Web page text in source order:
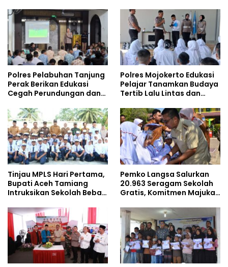
Kalangan Remaja
Doktoral Internasional
Polres Pelabuhan Tanjung
Perak Berikan Edukasi
Cegah Perundungan dan
kepada Pelajar MPLS
Polres Mojokerto Edukasi
Pelajar Tanamkan Budaya
Tertib Lalu Lintas dan
Tinjau MPLS Hari Pertama,
Bupati Aceh Tamiang
Intruksikan Sekolah Bebas
Pemko Langsa Salurkan
20.963 Seragam Sekolah
Gratis, Komitmen Majukan